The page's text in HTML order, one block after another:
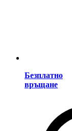
Безплатно
връщане